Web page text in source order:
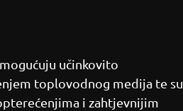
učinkovito
toplovodnog medija te su
i zahtjevnijim